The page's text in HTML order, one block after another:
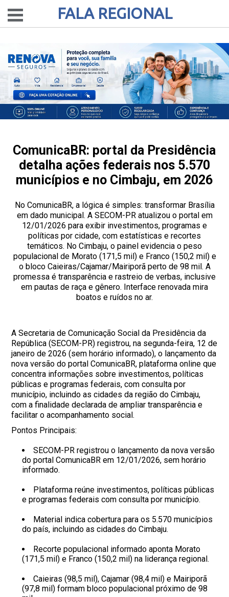
FALA REGIONAL
ComunicaBR: portal da Presidência
detalha ações federais nos 5.570
municípios e no Cimbaju, em 2026
No ComunicaBR, a lógica é simples: transformar Brasília
em dado municipal. A SECOM-PR atualizou o portal em
12/01/2026 para exibir investimentos, programas e
políticas por cidade, com estatísticas e recortes
temáticos. No Cimbaju, o painel evidencia o peso
populacional de Morato (171,5 mil) e Franco (150,2 mil) e
o bloco Caieiras/Cajamar/Mairiporã perto de 98 mil. A
promessa é transparência e rastreio de verbas, inclusive
em pautas de raça e gênero. Interface renovada mira
boatos e ruídos no ar.
A Secretaria de Comunicação Social da Presidência da
República (SECOM-PR) registrou, na segunda-feira, 12 de
janeiro de 2026 (sem horário informado), o lançamento da
nova versão do portal ComunicaBR, plataforma online que
concentra informações sobre investimentos, políticas
públicas e programas federais, com consulta por
município, incluindo as cidades da região do Cimbaju,
com a finalidade declarada de ampliar transparência e
facilitar o acompanhamento social.
Pontos Principais:
SECOM-PR registrou o lançamento da nova versão
do portal ComunicaBR em 12/01/2026, sem horário
informado.
Plataforma reúne investimentos, políticas públicas
e programas federais com consulta por município.
Material indica cobertura para os 5.570 municípios
do país, incluindo as cidades do Cimbaju.
Recorte populacional informado aponta Morato
(171,5 mil) e Franco (150,2 mil) na liderança regional.
Caieiras (98,5 mil), Cajamar (98,4 mil) e Mairiporã
(97,8 mil) formam bloco populacional próximo de 98